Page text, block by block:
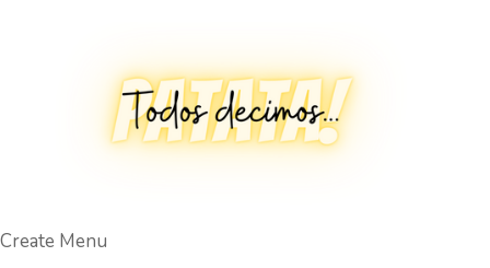
Create Menu